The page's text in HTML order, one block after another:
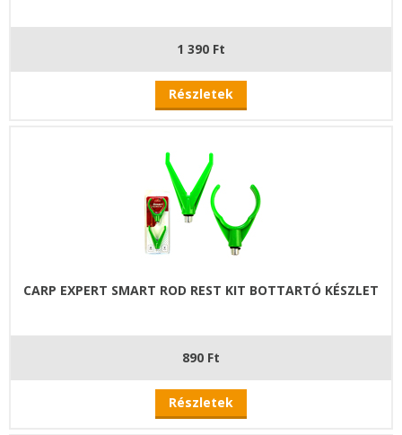
1 390 Ft
Részletek
CARP EXPERT SMART ROD REST KIT BOTTARTÓ KÉSZLET
890 Ft
Részletek